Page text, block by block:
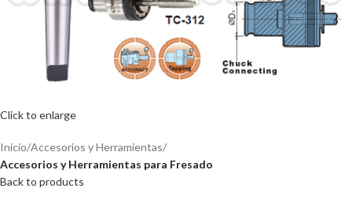
Click to enlarge
Inicio Accesorios y Herramientas
Accesorios y Herramientas para Fresado
Back to products